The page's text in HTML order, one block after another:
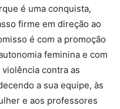
é uma conquista,
firme em direção ao
é com a promoção
feminina e com
contra as
a sua equipe, às
e aos professores